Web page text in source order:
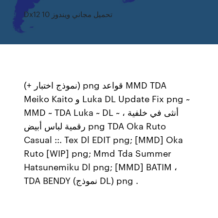
Dx12 تحميل مجاني ويندوز 10
(+ نموذج اختبار) png قواعد MMD TDA
Meiko Kaito و Luka DL Update Fix png ~
MMD ~ TDA Luka ~ DL ~ ، أنثى في خلفية
رقمية لباس أبيض png TDA Oka Ruto
Casual ::. Tex Dl EDIT png; [MMD] Oka
Ruto [WIP] png; Mmd Tda Summer
Hatsunemiku Dl png; [MMD] BATIM ،
TDA BENDY (نموذج DL) png .